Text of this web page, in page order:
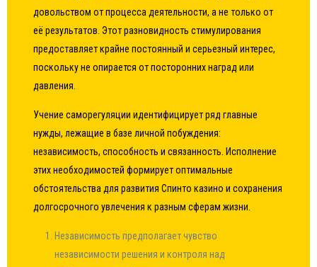
довольством от процесса деятельности, а не только от
её результатов. Этот разновидность стимулирования
предоставляет крайне постоянный и серьезный интерес,
поскольку не опирается от посторонних наград или
давления.
Учение саморегуляции идентифицирует ряд главные
нужды, лежащие в базе личной побуждения:
независимость, способность и связанность. Исполнение
этих необходимостей формирует оптимальные
обстоятельства для развития Спинто казино и сохранения
долгосрочного увлечения к разным сферам жизни.
Независимость предполагает чувство
независимости решения и контроля над